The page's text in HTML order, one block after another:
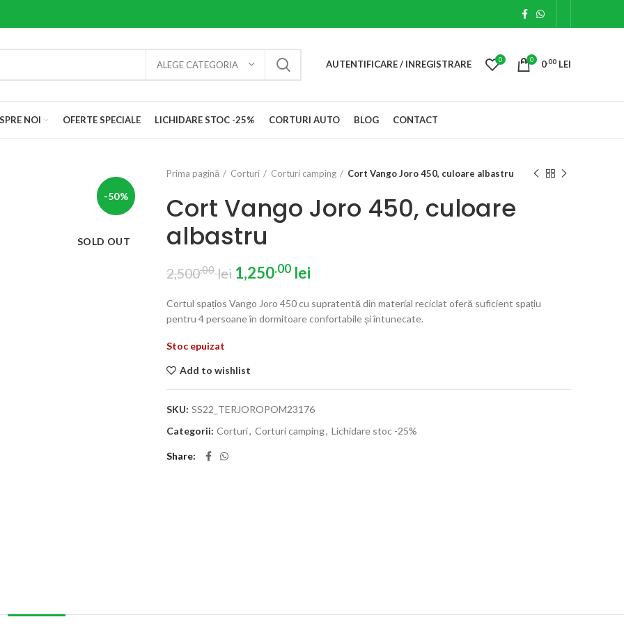
ALEGE CATEGORIA AUTENTIFICARE / INREGISTRARE 0 0 0.00 LEI
NOI OFERTE SPECIALE LICHIDARE STOC -25% CORTURI AUTO BLOG CONTACT
-50%
SOLD OUT
Prima pagină Corturi Corturi camping Cort Vango Joro 450, culoare albastru
Cort Vango Joro 450, culoare
albastru
2,500.00 lei 1,250.00 lei
Cortul spațios Vango Joro 450 cu supratentă din material reciclat oferă suficient spațiu
pentru 4 persoane în dormitoare confortabile și întunecate.
Stoc epuizat
Add to wishlist
SKU: SS22_TERJOROPOM23176
Categorii: Corturi, Corturi camping, Lichidare stoc -25%
Share